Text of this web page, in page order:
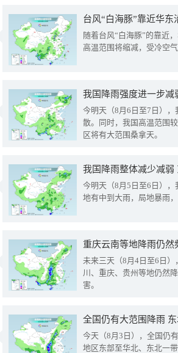
台风“白海豚”靠近华
随着台风“白海豚”的靠近
高温范围将缩减，受冷空
今明天（8月6日至7日）
散。同时，我国高温范围
区将有大范围桑拿天。
我国降雨整体减少减弱
今明天（8月5日至6日）
地有中到大雨，局地暴雨
重庆云南等地降雨仍然
未来三天（8月4日至6日
川、重庆、贵州等地仍然
害。
全国仍有大范围降雨
今天（8月3日），全国仍
地区东部至华北、东北一